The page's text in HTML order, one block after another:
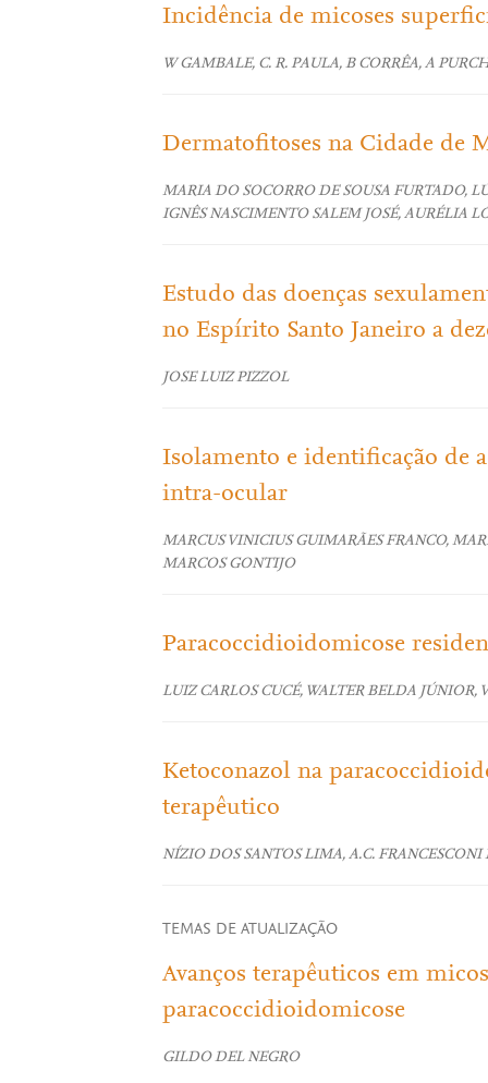
Incidência de micoses
W GAMBALE, C. R. PAULA, B CORRÊA, A
Dermatofitoses na Cidade de
MARIA DO SOCORRO DE SOUSA FURTADO,
IGNÊS NASCIMENTO SALEM JOSÉ, AURÉLIA
Estudo das doenças
no Espírito Santo Janeiro a
JOSE LUIZ PIZZOL
Isolamento e identificação de
intra-ocular
MARCUS VINICIUS GUIMARÃES FRANCO,
MARCOS GONTIJO
Paracoccidioidomicose
LUIZ CARLOS CUCÉ, WALTER BELDA
Ketoconazol na
terapêutico
NÍZIO DOS SANTOS LIMA, A.C. FRANCESCONI
TEMAS DE ATUALIZAÇÃO
Avanços terapêuticos em
paracoccidioidomicose
GILDO DEL NEGRO